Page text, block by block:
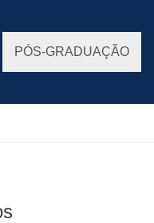
PÓS-GRADUAÇÃO